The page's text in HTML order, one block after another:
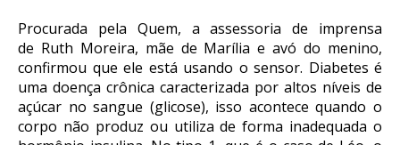
Procurada pela Quem, a assessoria de imprensa
de Ruth Moreira, mãe de Marília e avó do menino,
confirmou que ele está usando o sensor. Diabetes é
uma doença crônica caracterizada por altos níveis de
açúcar no sangue (glicose), isso acontece quando o
corpo não produz ou utiliza de forma inadequada o